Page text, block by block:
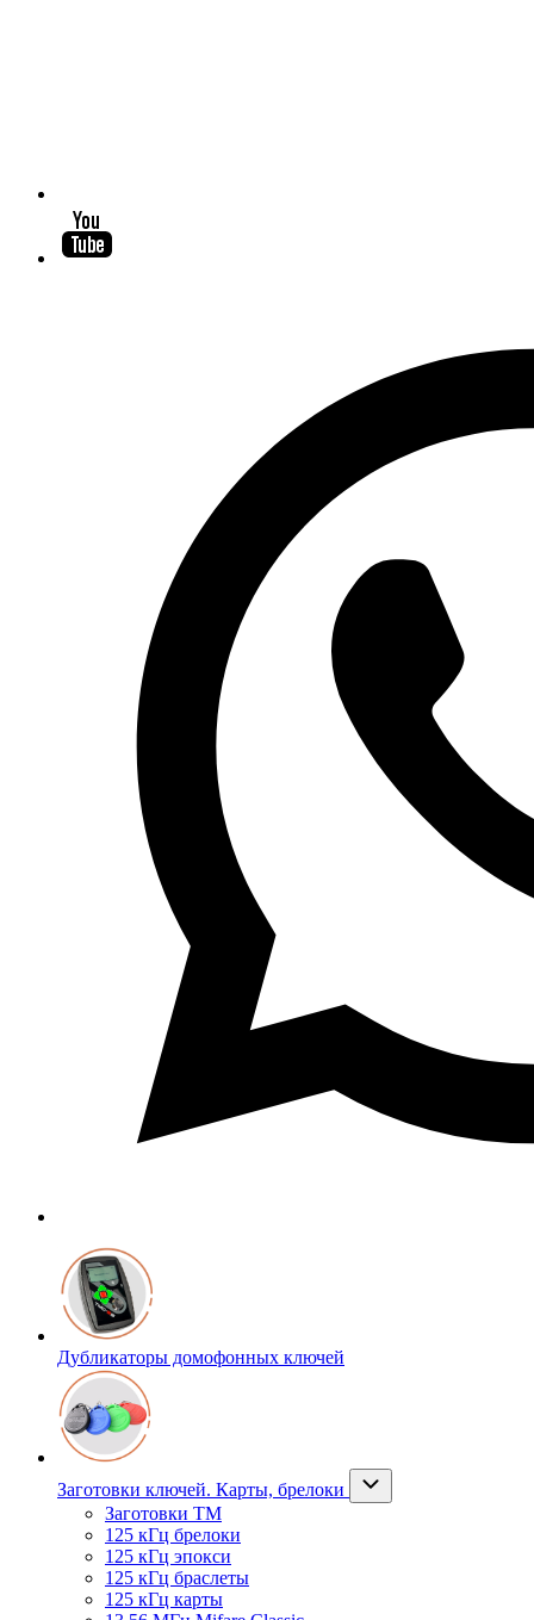
Дубликаторы домофонных ключей
Заготовки ключей. Карты, брелоки
Заготовки ТМ
125 кГц брелоки
125 кГц эпокси
125 кГц браслеты
125 кГц карты